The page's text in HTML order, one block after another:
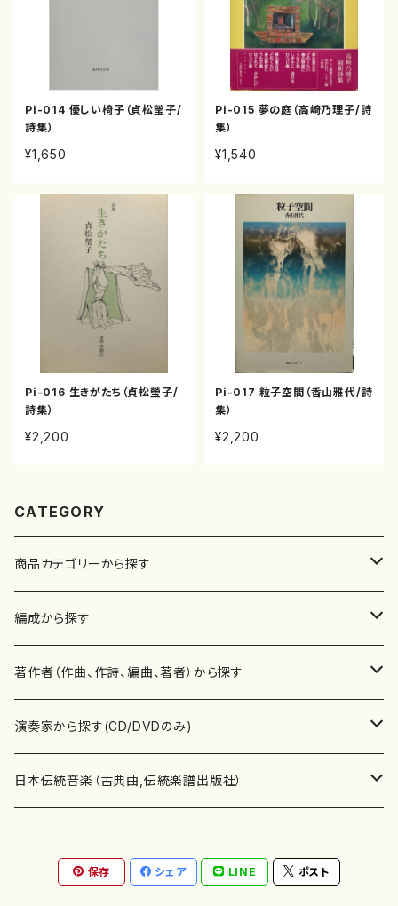
Pi-014 優しい椅子（貞松瑩子/
詩集）
¥1,650
Pi-015 夢の庭（高崎乃理子/詩
集）
¥1,540
Pi-016 生きがたち（貞松瑩子/
詩集）
¥2,200
Pi-017 粒子空間（香山雅代/詩
集）
¥2,200
CATEGORY
商品カテゴリーから探す
楽譜
書籍
書籍
テキストブック
CD・DVD
チケット
邦楽ジャーナル
レコード
編成から探す
邦楽器
箏・琴（ソロ）
箏・琴（合奏）
三味線（合奏）
合唱
混声合唱
男声合唱
歌・声
ピアノ（ソロ）
洋楽器（弦楽器）
著作者（作曲、作詩、編曲、著者）から探す
あ行
青木省三(アオキ ショウゾウ)
秋山健治(アキヤマ ケンジ）
か行
蔭山滸山(カゲヤマ キョザン)
斉藤松声(サイトウ ショウセイ)
演奏家から探す(CD/DVDのみ)
邦楽（箏、三味線、尺八等）演奏家
石川高（笙）
應和惠子（声楽・ソプラノ）
洋楽-鍵盤楽器（ピアノ、オルガン等）演奏家
日本伝統音楽（古典曲,伝統楽譜出版社）
宮城道雄（宮城宗家監修）
地歌箏曲（三絃古典楽譜）
保存 シェア LINE ポスト